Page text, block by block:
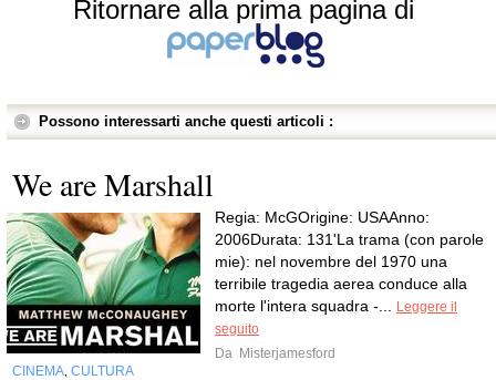
Ritornare alla prima pagina di
Possono interessarti anche questi articoli :
We are Marshall
Regia: McGOrigine: USAAnno:
2006Durata: 131'La trama (con parole
mie): nel novembre del 1970 una
terribile tragedia aerea conduce alla
morte l'intera squadra -...
Leggere il
seguito
Da Misterjamesford
CINEMA CULTURA